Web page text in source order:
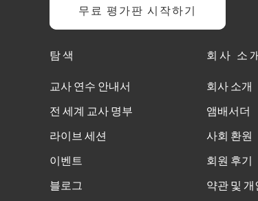
무료 평가판 시작하기
탐색
교사 연수 안내서
전 세계 교사 명부
라이브 세션
이벤트
블로그
회사 소
회사 소개
앰배서더
사회 환원
회원 후기
약관 및